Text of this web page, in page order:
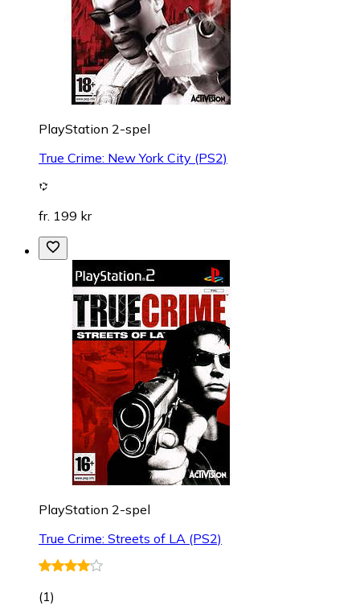
PlayStation 2-spel
True Crime: New York City (PS2)
fr. 199 kr
PlayStation 2-spel
True Crime: Streets of LA (PS2)
(1)